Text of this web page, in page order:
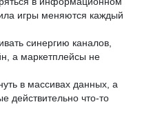
игры меняются каждый
синергию каналов,
а маркетплейсы не
в массивах данных, а
действительно что-то